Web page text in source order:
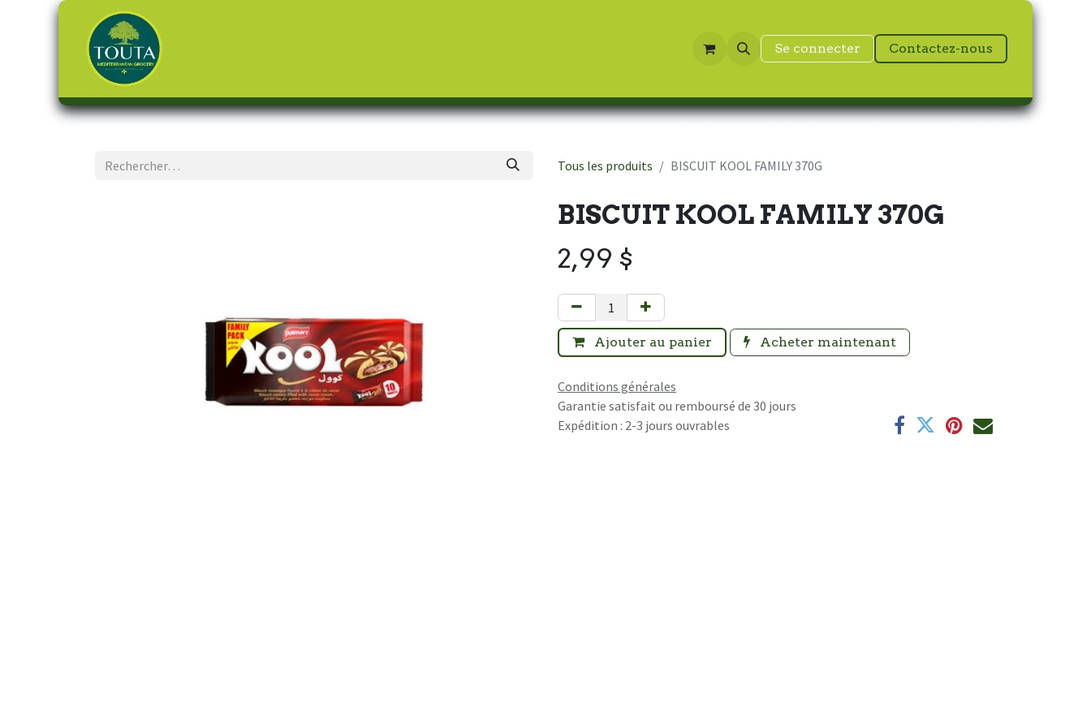
Se connecter Contactez-nous
Tous les produits BISCUIT KOOL FAMILY 370G
BISCUIT KOOL FAMILY 370G
2,99 $
Ajouter au panier Acheter maintenant
Conditions générales
Garantie satisfait ou remboursé de 30 jours
Expédition : 2-3 jours ouvrables